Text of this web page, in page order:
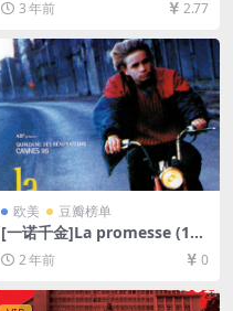
80P超清未删减][MP4/6GB]
3 年前 2.77
欧美 豆瓣榜单
[一诺千金]La promesse (199
6)[百度网盘+夸克网盘1080P
超清未删减资源][网盘在线播
放/下载][MP4/6.5GB][中文字
幕]
2 年前 0